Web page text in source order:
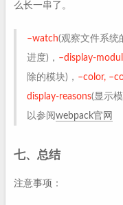
么长一串了。
–watch(观察文件系统
进度)， –display-
除的模块)， –color,
display-reasons(显示
以参阅 webpack官网
七、总结
注意事项：